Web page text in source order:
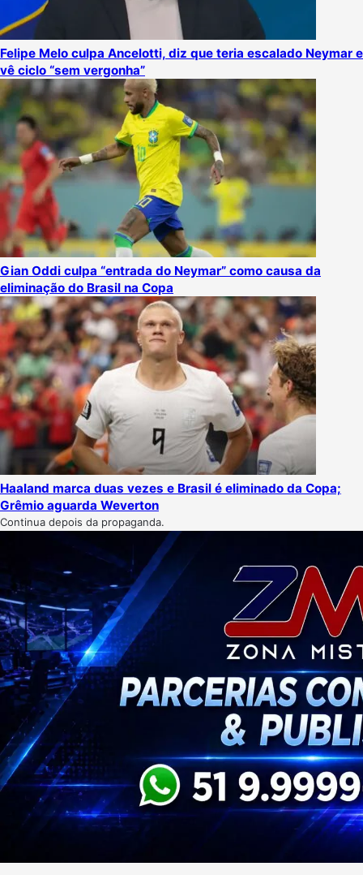
Felipe Melo culpa Ancelotti, diz que teria escalado Neymar e
vê ciclo “sem vergonha”
Gian Oddi culpa “entrada do Neymar” como causa da
eliminação do Brasil na Copa
Haaland marca duas vezes e Brasil é eliminado da Copa;
Grêmio aguarda Weverton
Continua depois da propaganda.